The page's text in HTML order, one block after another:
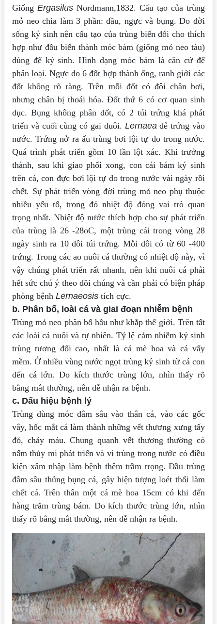
Giống Ergasilus Nordmann,1832. Cấu tạo của trùng
mỏ neo chia làm 3 phần: đầu, ngực và bụng. Do đời
sống ký sinh nên cấu tạo của trùng biến đổi cho thích
hợp như đầu biến thành móc bám (giống mỏ neo tàu)
dùng để ký sinh. Hình dạng móc bám là căn cứ để
phân loại. Ngực do 6 đốt hợp thành ống, ranh giới các
đốt không rõ ràng. Trên mỗi đốt có đôi chân bơi,
nhưng chân bị thoái hóa. Đốt thứ 6 có cơ quan sinh
dục. Bụng không phân đốt, có 2 túi trứng khá phát
triển và cuối cùng có gai đuôi. Lernaeađẻ trứng vào
nước. Trứng nở ra ấu trùng bơi lội tự do trong nước.
Quá trình phát triển gồm 10 lần lột xác. Khi trưởng
thành, sau khi giao phối xong, con cái bám ký sinh
trên cá, con đực bơi lội tự do trong nước vài ngày rồi
chết. Sự phát triển vòng đời trùng mỏ neo phụ thuộc
nhiều yếu tố, trong đó nhiệt độ đóng vai trò quan
trọng nhất. Nhiệt độ nước thích hợp cho sự phát triển
của trùng là 26 -28oC, một trùng cái trong vòng 28
ngày sinh ra 10 đôi túi trứng. Mỗi đôi có từ 60 -400
trứng. Trong các ao nuôi cá thường có nhiệt độ này, vì
vậy chúng phát triển rất nhanh, nên khi nuôi cá phải
hết sức chú ý theo dõi chúng và cần phải có biện pháp
phòng bệnh Lernaeosis tích cực.
b. Phân bố, loài cá và giai đoạn nhiễm bệnh
Trùng mỏ neo phân bố hầu như khắp thế giới. Trên tất
các loài cá nuôi và tự nhiên. Tỷ lệ cảm nhiễm ký sinh
trùng tương đối cao, nhất là cá mè hoa và cá vẩy
mềm. Ở nhiều vùng nước ngọt trùng ký sinh từ cá con
đến cá lớn. Do kích thước trùng lớn, nhìn thấy rõ
bằng mắt thường, nên dễ nhận ra bệnh.
c. Dấu hiệu bệnh lý
Trùng dùng móc đâm sâu vào thân cá, vào các gốc
vây, hốc mắt cá làm thành những vết thương xưng tấy
đỏ, chảy máu. Chung quanh vết thương thường có
nấm thủy mi phát triển và vi trùng trong nước có điều
kiện xâm nhập làm bệnh thêm trầm trọng. Đầu trùng
đâm sâu thủng bụng cá, gây hiện tượng loét thối làm
chết cá. Trên thân một cá mè hoa 15cm có khi đến
hàng trăm trùng bám. Do kích thước trùng lớn, nhìn
thấy rõ bằng mắt thường, nên dễ nhận ra bệnh.